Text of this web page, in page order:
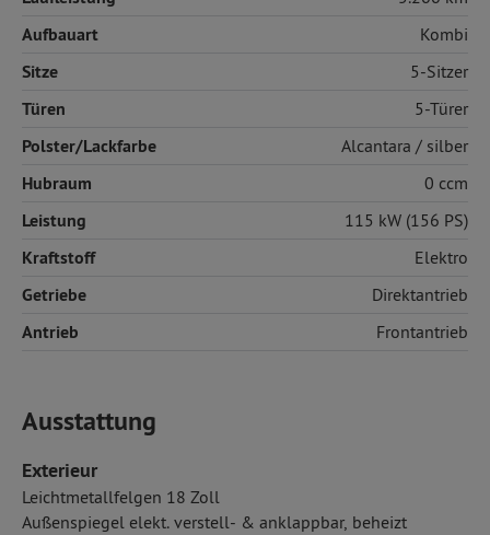
Aufbauart Kombi
Sitze 5-Sitzer
Türen 5-Türer
Polster/Lackfarbe Alcantara / silber
Hubraum 0 ccm
Leistung 115 kW (156 PS)
Kraftstoff Elektro
Getriebe Direktantrieb
Antrieb Frontantrieb
Ausstattung
Exterieur
Leichtmetallfelgen 18 Zoll
Außenspiegel elekt. verstell- & anklappbar, beheizt